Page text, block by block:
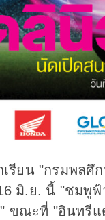
รียน "กรมพลศึ
มิ.ย. นี้ "ชมพู
ขณะที่ "อินทรี